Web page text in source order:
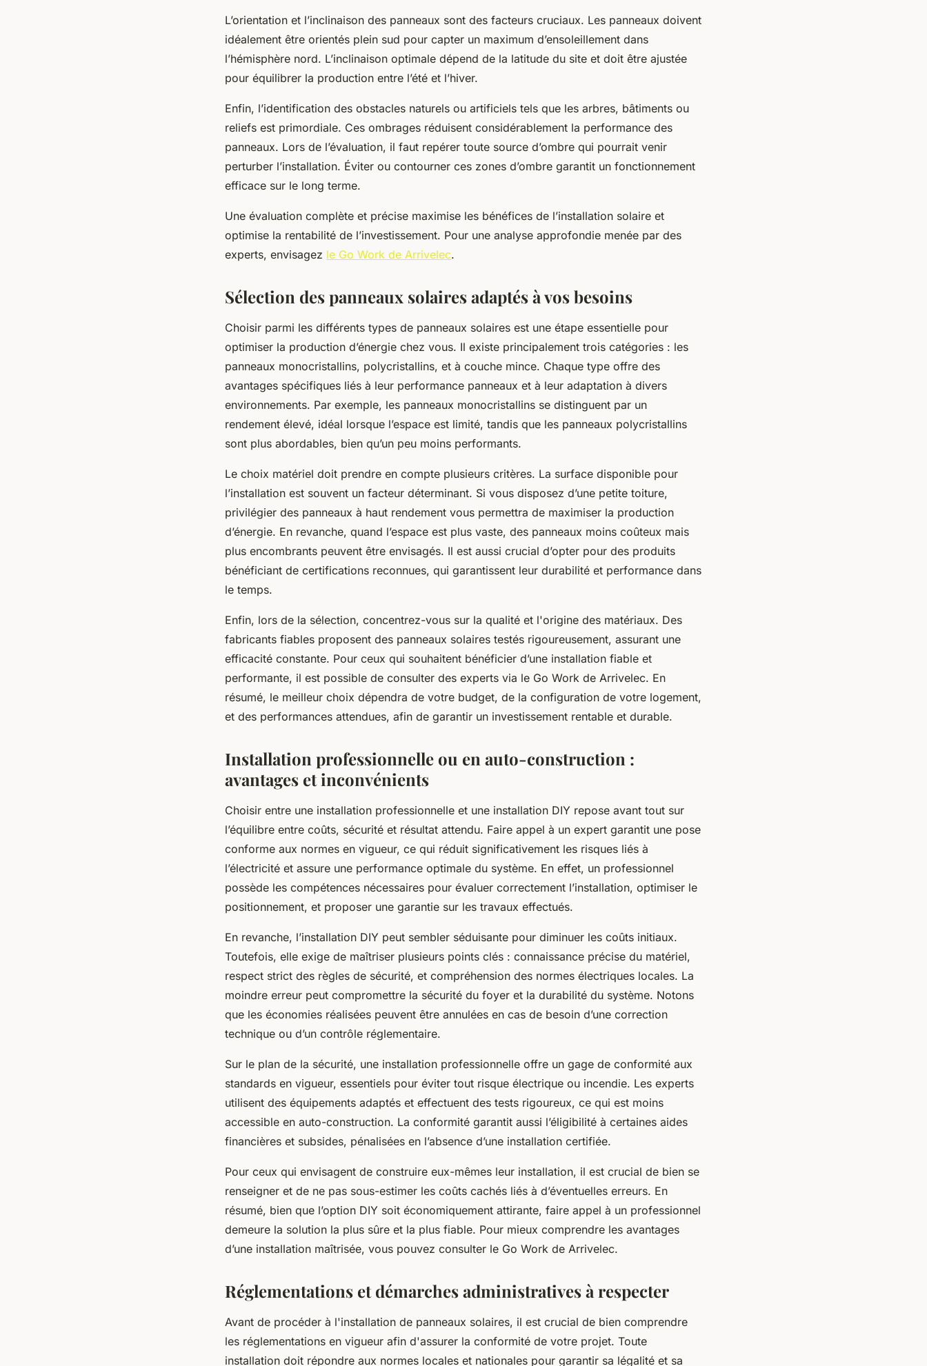
L’orientation et l’inclinaison des panneaux sont des facteurs cruciaux. Les panneaux doivent
idéalement être orientés plein sud pour capter un maximum d’ensoleillement dans
l’hémisphère nord. L’inclinaison optimale dépend de la latitude du site et doit être ajustée
pour équilibrer la production entre l’été et l’hiver.
Enfin, l’identification des obstacles naturels ou artificiels tels que les arbres, bâtiments ou
reliefs est primordiale. Ces ombrages réduisent considérablement la performance des
panneaux. Lors de l’évaluation, il faut repérer toute source d’ombre qui pourrait venir
perturber l’installation. Éviter ou contourner ces zones d’ombre garantit un fonctionnement
efficace sur le long terme.
Une évaluation complète et précise maximise les bénéfices de l’installation solaire et
optimise la rentabilité de l’investissement. Pour une analyse approfondie menée par des
experts, envisagez le Go Work de Arrivelec.
Sélection des panneaux solaires adaptés à vos besoins
Choisir parmi les différents types de panneaux solaires est une étape essentielle pour
optimiser la production d’énergie chez vous. Il existe principalement trois catégories : les
panneaux monocristallins, polycristallins, et à couche mince. Chaque type offre des
avantages spécifiques liés à leur performance panneaux et à leur adaptation à divers
environnements. Par exemple, les panneaux monocristallins se distinguent par un
rendement élevé, idéal lorsque l’espace est limité, tandis que les panneaux polycristallins
sont plus abordables, bien qu’un peu moins performants.
Le choix matériel doit prendre en compte plusieurs critères. La surface disponible pour
l’installation est souvent un facteur déterminant. Si vous disposez d’une petite toiture,
privilégier des panneaux à haut rendement vous permettra de maximiser la production
d’énergie. En revanche, quand l’espace est plus vaste, des panneaux moins coûteux mais
plus encombrants peuvent être envisagés. Il est aussi crucial d’opter pour des produits
bénéficiant de certifications reconnues, qui garantissent leur durabilité et performance dans
le temps.
Enfin, lors de la sélection, concentrez-vous sur la qualité et l'origine des matériaux. Des
fabricants fiables proposent des panneaux solaires testés rigoureusement, assurant une
efficacité constante. Pour ceux qui souhaitent bénéficier d’une installation fiable et
performante, il est possible de consulter des experts via le Go Work de Arrivelec. En
résumé, le meilleur choix dépendra de votre budget, de la configuration de votre logement,
et des performances attendues, afin de garantir un investissement rentable et durable.
Installation professionnelle ou en auto-construction :
avantages et inconvénients
Choisir entre une installation professionnelle et une installation DIY repose avant tout sur
l’équilibre entre coûts, sécurité et résultat attendu. Faire appel à un expert garantit une pose
conforme aux normes en vigueur, ce qui réduit significativement les risques liés à
l’électricité et assure une performance optimale du système. En effet, un professionnel
possède les compétences nécessaires pour évaluer correctement l’installation, optimiser le
positionnement, et proposer une garantie sur les travaux effectués.
En revanche, l’installation DIY peut sembler séduisante pour diminuer les coûts initiaux.
Toutefois, elle exige de maîtriser plusieurs points clés : connaissance précise du matériel,
respect strict des règles de sécurité, et compréhension des normes électriques locales. La
moindre erreur peut compromettre la sécurité du foyer et la durabilité du système. Notons
que les économies réalisées peuvent être annulées en cas de besoin d’une correction
technique ou d’un contrôle réglementaire.
Sur le plan de la sécurité, une installation professionnelle offre un gage de conformité aux
standards en vigueur, essentiels pour éviter tout risque électrique ou incendie. Les experts
utilisent des équipements adaptés et effectuent des tests rigoureux, ce qui est moins
accessible en auto-construction. La conformité garantit aussi l’éligibilité à certaines aides
financières et subsides, pénalisées en l’absence d’une installation certifiée.
Pour ceux qui envisagent de construire eux-mêmes leur installation, il est crucial de bien se
renseigner et de ne pas sous-estimer les coûts cachés liés à d’éventuelles erreurs. En
résumé, bien que l’option DIY soit économiquement attirante, faire appel à un professionnel
demeure la solution la plus sûre et la plus fiable. Pour mieux comprendre les avantages
d’une installation maîtrisée, vous pouvez consulter le Go Work de Arrivelec.
Réglementations et démarches administratives à respecter
Avant de procéder à l'installation de panneaux solaires, il est crucial de bien comprendre
les réglementations en vigueur afin d'assurer la conformité de votre projet. Toute
installation doit répondre aux normes locales et nationales pour garantir sa légalité et sa